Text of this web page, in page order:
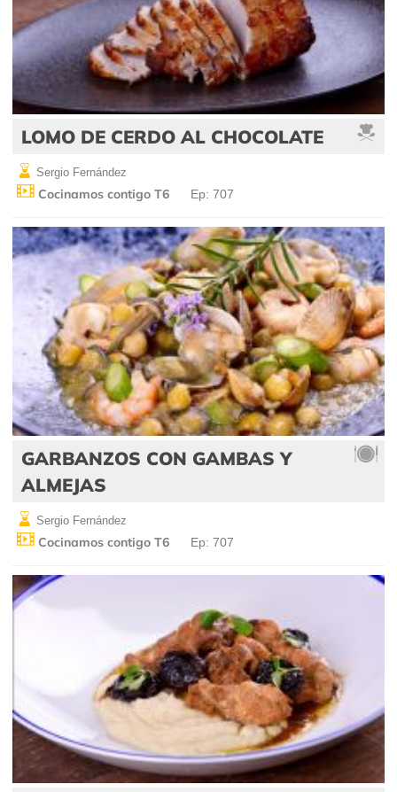
LOMO DE CERDO AL CHOCOLATE
Sergio Fernández
Cocinamos contigo T6 Ep: 707
GARBANZOS CON GAMBAS Y
ALMEJAS
Sergio Fernández
Cocinamos contigo T6 Ep: 707